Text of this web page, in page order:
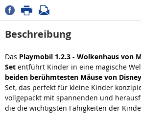
Beschreibung
Das Playmobil 1.2.3 - Wolkenhaus von
Set entführt Kinder in eine magische
beiden berühmtesten Mäuse von Disney
Set, das perfekt für kleine Kinder
vollgepackt mit spannenden und
die die wichtigsten Fähigkeiten der